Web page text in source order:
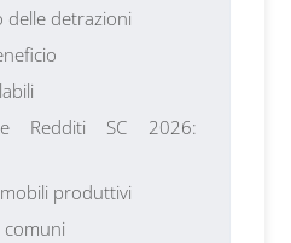
detrazioni
Redditi SC 2026:
produttivi
comuni